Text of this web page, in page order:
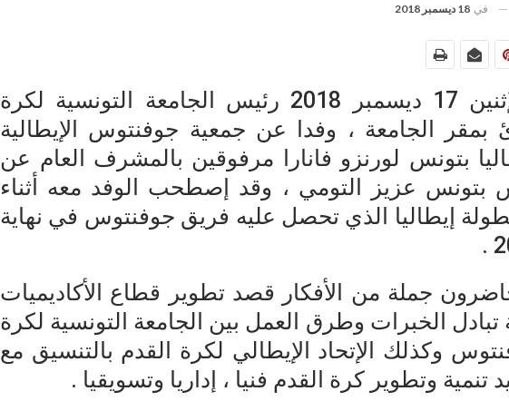
في 18 ديسمبر 2018
إستقبل مساء الإثنين 17 ديسمبر 2018 رئيس الجامعة التونسية لكرة
بمقر الجامعة ، وفدا عن جمعية جوفنتوس الإيطالية
بتونس لورنزو فانارا مرفوقين بالمشرف العام عن
بتونس عزيز التومي ، وقد إصطحب الوفد معه أثناء
إيطاليا الذي تحصل عليه فريق جوفنتوس في نهاية
جملة من الأفكار قصد تطوير قطاع الأكاديميات
تبادل الخبرات وطرق العمل بين الجامعة التونسية لكرة
وكذلك الإتحاد الإيطالي لكرة القدم بالتنسيق مع
تنمية وتطوير كرة القدم فنيا ، إداريا وتسويقيا .